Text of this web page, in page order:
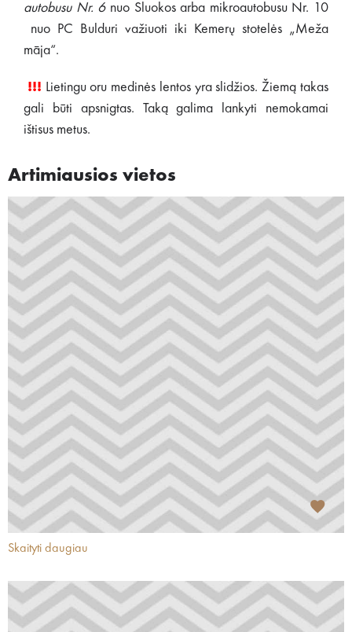
autobusu Nr. 6nuo Sluokos arba mikroautobusu Nr. 10
nuo PC Bulduri važiuoti iki Kemerų stotelės „Meža
māja“.
!!! Lietingu oru medinės lentos yra slidžios. Žiemą takas
gali būti apsnigtas. Taką galima lankyti nemokamai
ištisus metus.
Artimiausios vietos
Skaityti daugiau